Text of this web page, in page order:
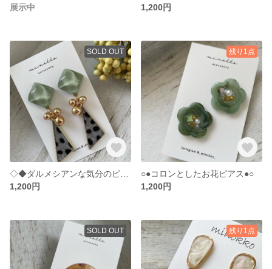
展示中
1,200円
SOLD OUT
1,200円
残り1点
○●コロンとしたお花ピアス●○
1,200円
SOLD OUT 残り1点